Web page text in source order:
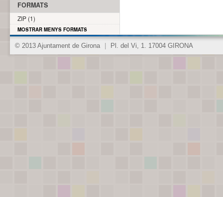
FORMATS
ZIP (1)
MOSTRAR MENYS FORMATS
© 2013 Ajuntament de Girona Pl. del Vi, 1. 17004 GIRONA